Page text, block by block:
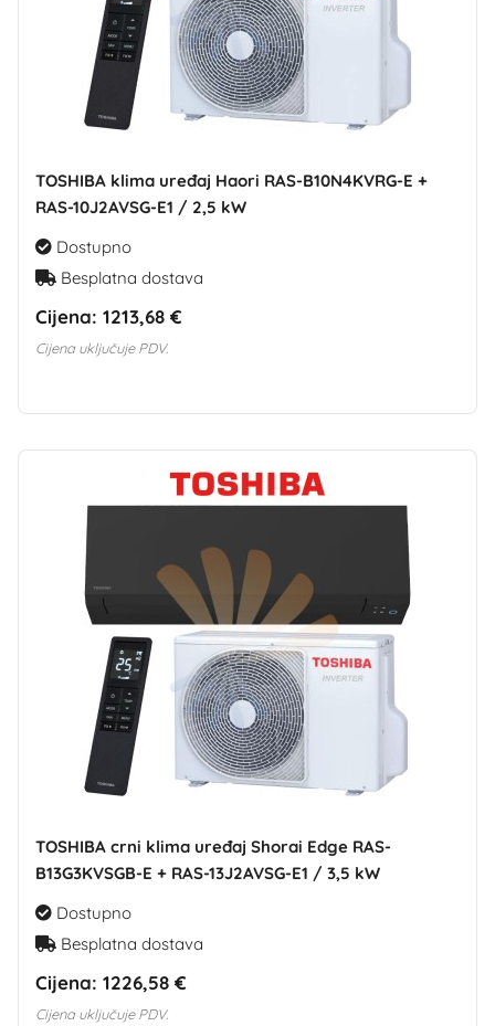
TOSHIBA klima uređaj Haori RAS-B10N4KVRG-E +
RAS-10J2AVSG-E1 / 2,5 kW
Dostupno
Besplatna dostava
Cijena: 1213,68 €
Cijena uključuje PDV.
TOSHIBA crni klima uređaj Shorai Edge RAS-
B13G3KVSGB-E + RAS-13J2AVSG-E1 / 3,5 kW
Dostupno
Besplatna dostava
Cijena: 1226,58 €
Cijena uključuje PDV.